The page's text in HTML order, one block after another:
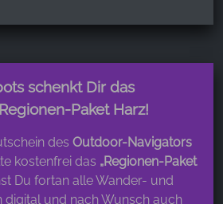
schenkt Dir das
Paket Harz!
des Outdoor-Navigators
kostenfrei das „Regionen-Paket
Du fortan alle Wander- und
digital und nach Wunsch auch